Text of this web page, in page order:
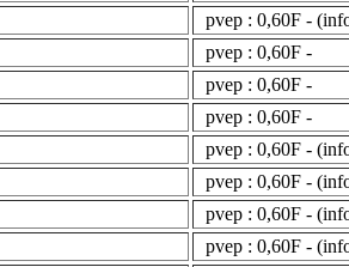
pvep : 0,60F -
pvep : 0,60F -
pvep : 0,60F -
pvep : 0,60F -
pvep : 0,60F -
pvep : 0,60F -
pvep : 0,60F -
pvep : 0,60F -